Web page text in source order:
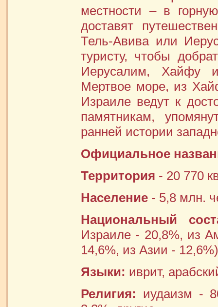
местности – в
доставят
Тель-Авива или
туристу, чтобы
Иерусалим, Хайфу
Мертвое море, из
Израиле ведут к
памятникам,
ранней истории
Официальное
Территория - 20 770
Население - 5,8 млн.
Национальный
Израиле - 20,8%, из
14,6%, из Азии -
Языки: иврит,
Религия: иудаизм -